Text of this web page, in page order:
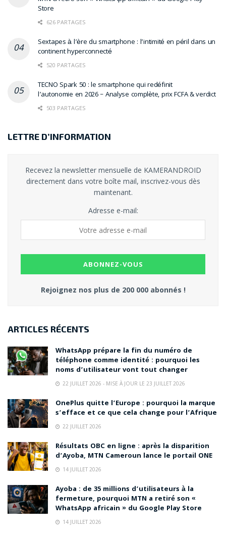
Store
626 PARTAGES
Sextapes à l’ère du smartphone : l’intimité en péril dans un
continent hyperconnecté
520 PARTAGES
TECNO Spark 50 : le smartphone qui redéfinit
l’autonomie en 2026 – Analyse complète, prix FCFA & verdict
503 PARTAGES
LETTRE D’INFORMATION
Recevez la newsletter mensuelle de KAMERANDROID
directement dans votre boîte mail, inscrivez-vous dès
maintenant.
Adresse e-mail:
Rejoignez nos plus de 200 000 abonnés !
ARTICLES RÉCENTS
WhatsApp prépare la fin du numéro de
téléphone comme identité : pourquoi les
noms d’utilisateur vont tout changer
22 JUILLET 2026 - MISE À JOUR LE 23 JUILLET 2026
OnePlus quitte l’Europe : pourquoi la marque
s’efface et ce que cela change pour l’Afrique
22 JUILLET 2026
Résultats OBC en ligne : après la disparition
d’Ayoba, MTN Cameroun lance le portail ONE
14 JUILLET 2026
Ayoba : de 35 millions d’utilisateurs à la
fermeture, pourquoi MTN a retiré son «
WhatsApp africain » du Google Play Store
14 JUILLET 2026